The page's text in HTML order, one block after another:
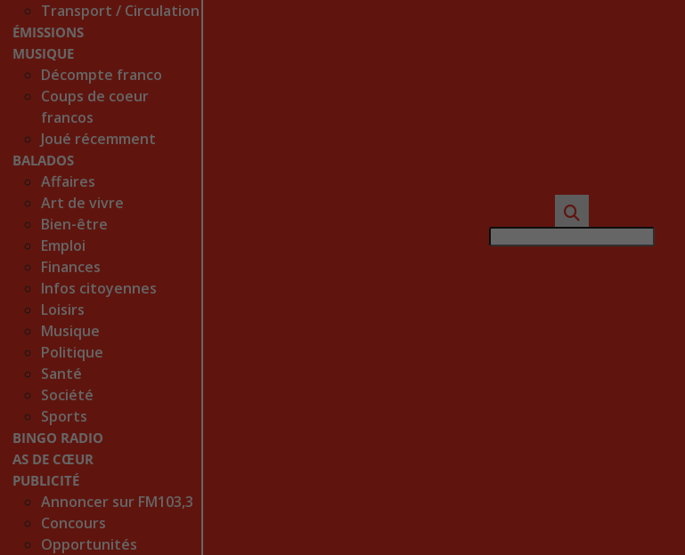
Transport / Circulation
ÉMISSIONS
MUSIQUE
Décompte franco
Coups de coeur
francos
Joué récemment
BALADOS
Affaires
Art de vivre
Bien-être
Emploi
Finances
Infos citoyennes
Loisirs
Musique
Politique
Santé
Société
Sports
BINGO RADIO
AS DE CŒUR
PUBLICITÉ
Annoncer sur FM103,3
Concours
Opportunités